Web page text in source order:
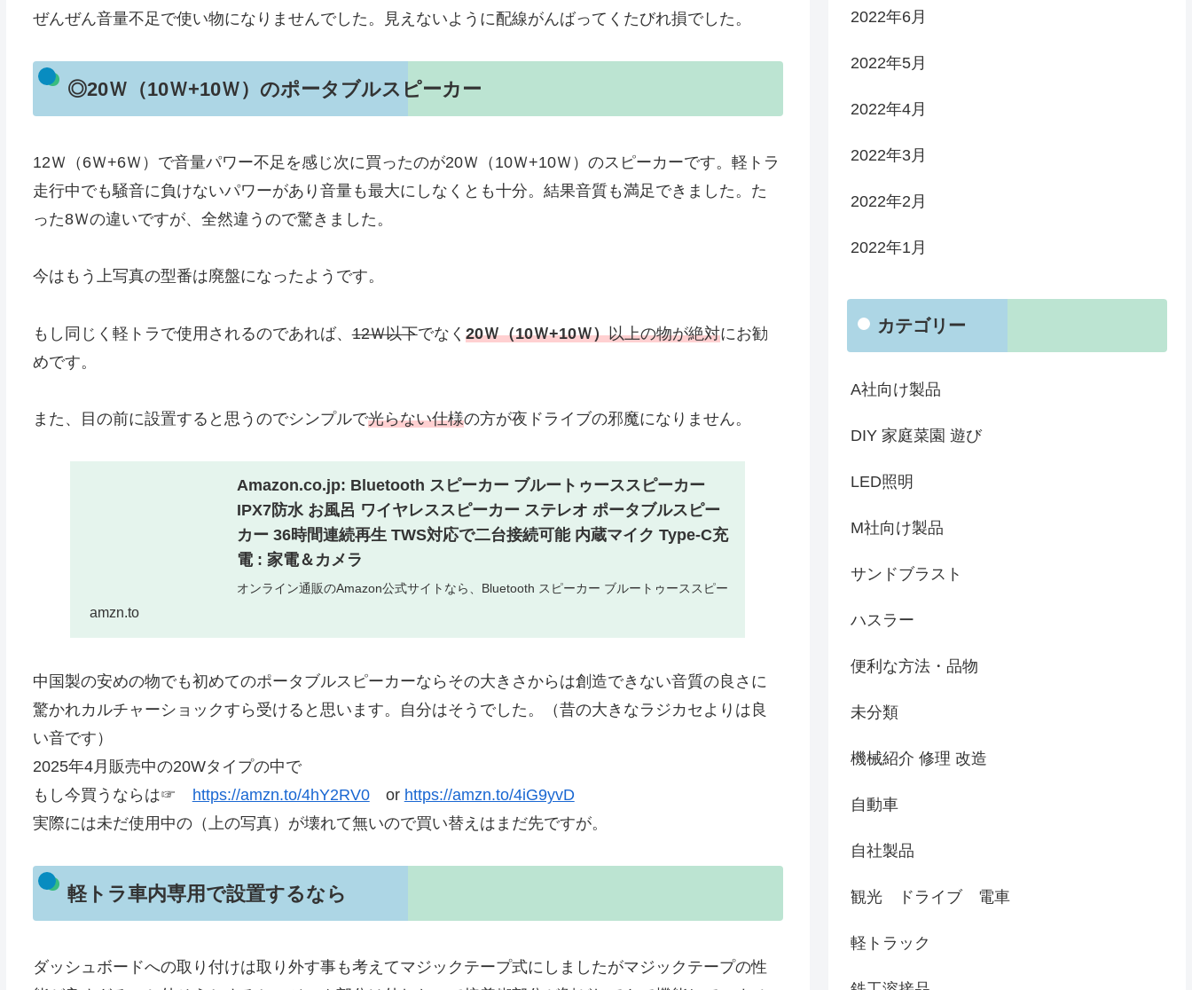
ぜんぜん音量不足で使い物になりませんでした。見えないように配線がんばってくたびれ損でした。
◎20Ｗ（10Ｗ+10Ｗ）のポータブルスピーカー
12Ｗ（6Ｗ+6Ｗ）で音量パワー不足を感じ次に買ったのが20Ｗ（10Ｗ+10Ｗ）のスピーカーです。軽トラ
走行中でも騒音に負けないパワーがあり音量も最大にしなくとも十分。結果音質も満足できました。た
った8Ｗの違いですが、全然違うので驚きました。
今はもう上写真の型番は廃盤になったようです。
もし同じく軽トラで使用されるのであれば、12Ｗ以下でなく 20Ｗ（10Ｗ+10Ｗ）以上の物が絶対にお勧
めです。
また、目の前に設置すると思うのでシンプルで光らない仕様の方が夜ドライブの邪魔になりません。
Amazon.co.jp: Bluetooth スピーカー ブルートゥーススピーカー
IPX7防水 お風呂 ワイヤレススピーカー ステレオ ポータブルスピー
カー 36時間連続再生 TWS対応で二台接続可能 内蔵マイク Type-C充
電 : 家電＆カメラ
オンライン通販のAmazon公式サイトなら、Bluetooth スピーカー ブルートゥーススピー
amzn.to
中国製の安めの物でも初めてのポータブルスピーカーならその大きさからは創造できない音質の良さに
驚かれカルチャーショックすら受けると思います。自分はそうでした。（昔の大きなラジカセよりは良
い音です）
2025年4月販売中の20Wタイプの中で
もし今買うならは☞ https://amzn.to/4hY2RV0or https://amzn.to/4iG9yvD
実際には未だ使用中の（上の写真）が壊れて無いので買い替えはまだ先ですが。
軽トラ車内専用で設置するなら
ダッシュボードへの取り付けは取り外す事も考えてマジックテープ式にしましたがマジックテープの性
2022年6月
2022年5月
2022年4月
2022年3月
2022年2月
2022年1月
カテゴリー
A社向け製品
DIY 家庭菜園 遊び
LED照明
M社向け製品
サンドブラスト
ハスラー
便利な方法・品物
未分類
機械紹介 修理 改造
自動車
自社製品
観光 ドライブ 電車
軽トラック